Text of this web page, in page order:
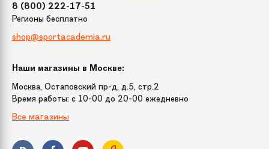
нагрузка
Страна
Россия
Размер 95
Цвет
8 (800) 222-17-51
Регионы бесплатно
shop@sportacademia.ru
Наши магазины в Москве:
Москва, Остаповский пр-д, д.5, стр.2
Время работы: c 10-00 до 20-00 ежедневно
Все магазины